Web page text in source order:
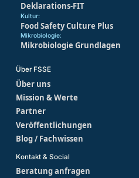
Deklarations-FIT
Kultur:
Food Safety Culture Plus
Mikrobiologie:
Mikrobiologie Grundlagen
Über FSSE
Über uns
Mission & Werte
Partner
Veröffentlichungen
Blog / Fachwissen
Kontakt & Social
Beratung anfragen